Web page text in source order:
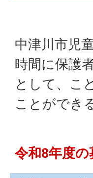
中津川市児
時間に保護
として、こ
ことができ
令和8年度